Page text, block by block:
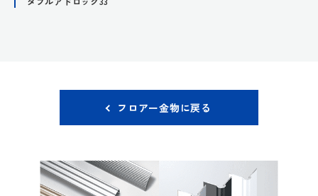
フロアー金物に戻る